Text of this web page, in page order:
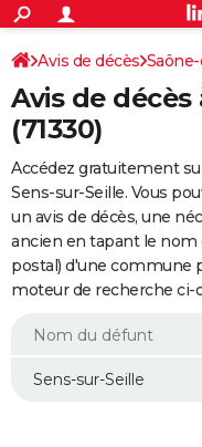
ACTUALITÉS
Politique
Société
Faits Divers
Education
Monde
Villes
+
SPORT
Coupe du monde 2026
Football
Tennis
Cyclisme
Rugby
Forum
FINANCE
Retraite
Impôts
Epargne
Immobilier
Risques naturels par ville
Banque
Assurance
Crédit
Essais
Réserver un essai
Citadines
Berlines
SUV
Forum auto
+
HIGH-TECH
Mobiles
Meilleur smartphone
Internet
Ordinateurs
Jeux vidéo
Guide high-tech
+BRICOLAGE
Forum
Aménagement intérieur
Extérieur
Cuisine
Salle de bains
Jardinage
Rangement
WEEK-END
Guides de France
Escapades
Patrimoine
Expositions
Musées
Week-end nature
LIFESTYLE
Avis de décès
Avis de décès
(71330)
Accédez gratuitement
Sens-sur-Seille. Vous
un avis de décès, une
ancien en tapant le nom
postal) d'une commune
moteur de recherche ci-